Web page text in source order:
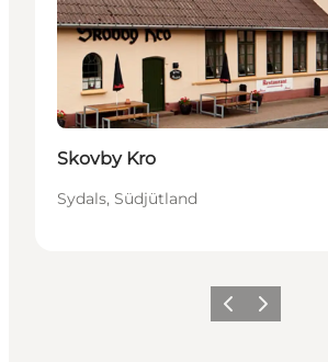
Skovby Kro
Sydals, Südjütland
ZurückWeiter